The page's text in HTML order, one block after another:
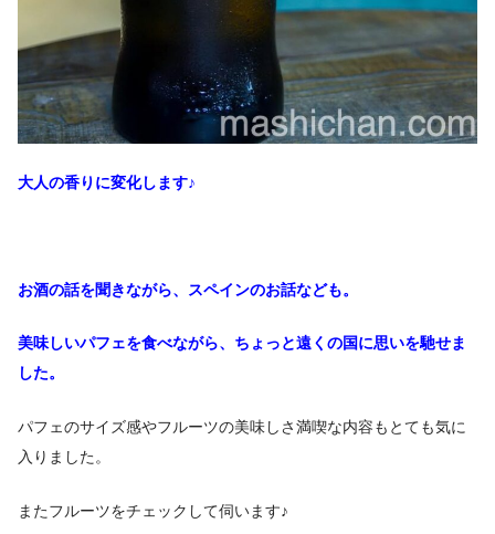
大人の香りに変化します♪
お酒の話を聞きながら、スペインのお話なども。
美味しいパフェを食べながら、ちょっと遠くの国に思いを馳せま
した。
パフェのサイズ感やフルーツの美味しさ満喫な内容もとても気に
入りました。
またフルーツをチェックして伺います♪